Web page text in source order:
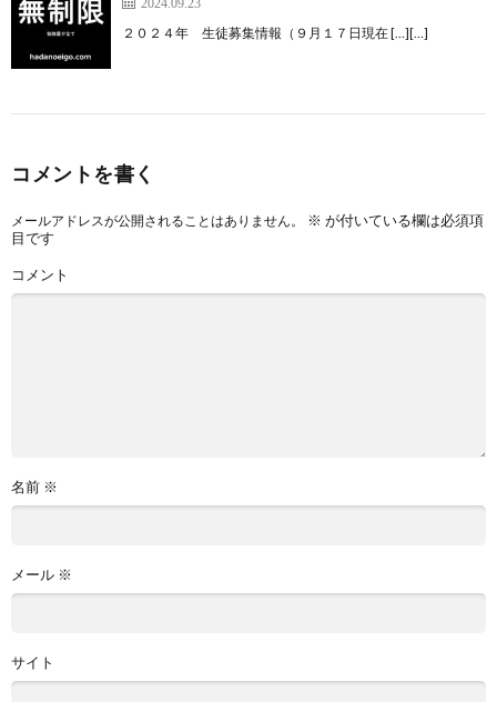
２０２４年 生徒募集情報（９月１７日現在 […][…]
コメントを書く
メールアドレスが公開されることはありません。 ※ が付いている欄は必須項
目です
コメント
名前 ※
メール ※
サイト